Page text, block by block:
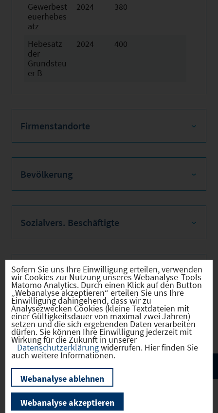
Gewerbest
euerhebes
atz
2024 380
Hebesatz
der
Grundsteu
er B
2024 400
Firmenstandorte
Bevölkerung
Sozialvers. Beschäftigte
Verkehrsinfrastruktur
Kommunale Infrastruktur
Sofern Sie uns Ihre Einwilligung erteilen, verwenden
wir Cookies zur Nutzung unseres Webanalyse-Tools
Matomo Analytics. Durch einen Klick auf den Button
„Webanalyse akzeptieren“ erteilen Sie uns Ihre
Einwilligung dahingehend, dass wir zu
Analysezwecken Cookies (kleine Textdateien mit
einer Gültigkeitsdauer von maximal zwei Jahren)
setzen und die sich ergebenden Daten verarbeiten
dürfen. Sie können Ihre Einwilligung jederzeit mit
Wirkung für die Zukunft in unserer
Datenschutzerklärungwiderrufen. Hier finden Sie
auch weitere Informationen.
Webanalyse ablehnen
Webanalyse akzeptieren